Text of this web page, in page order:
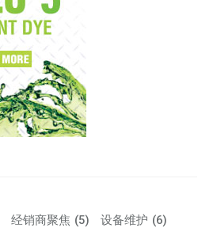
经销商聚焦 (5) 设备维护 (6)